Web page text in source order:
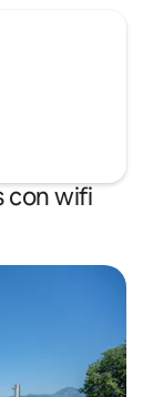
con wifi